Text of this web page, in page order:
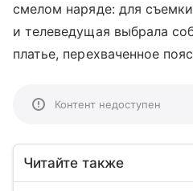
смелом наряде: для
и телеведущая выбрала
платье, перехваченное
Контент недоступен
Читайте также